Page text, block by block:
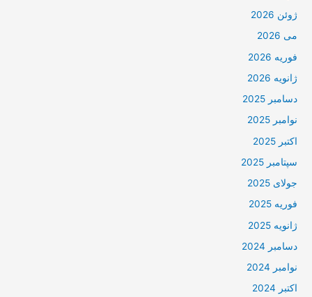
ژوئن 2026
می 2026
فوریه 2026
ژانویه 2026
دسامبر 2025
نوامبر 2025
اکتبر 2025
سپتامبر 2025
جولای 2025
فوریه 2025
ژانویه 2025
دسامبر 2024
نوامبر 2024
اکتبر 2024